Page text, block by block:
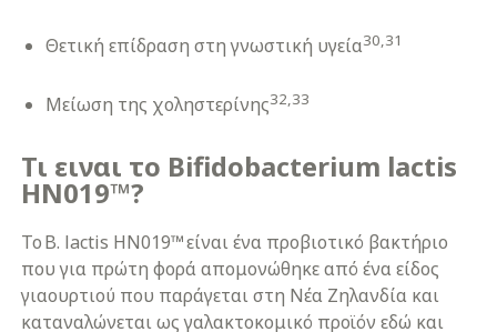
Θετική επίδραση στη γνωστική υγεία30,31
Μείωση της χοληστερίνης32,33
Τι ειναι το Bifidobacterium lactis
HN019™?
Το B. lactis HN019™ είναι ένα προβιοτικό βακτήριο
που για πρώτη φορά απομονώθηκε από ένα είδος
γιαουρτιού που παράγεται στη Νέα Ζηλανδία και
καταναλώνεται ως γαλακτοκομικό προϊόν εδώ και